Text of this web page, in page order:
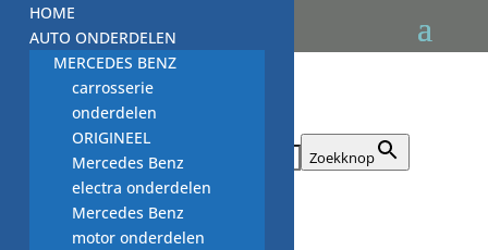
Zoek naar: Zoekknop
HOME
AUTO ONDERDELEN
MERCEDES BENZ
carrosserie
onderdelen
ORIGINEEL
Mercedes Benz
electra onderdelen
Mercedes Benz
motor onderdelen